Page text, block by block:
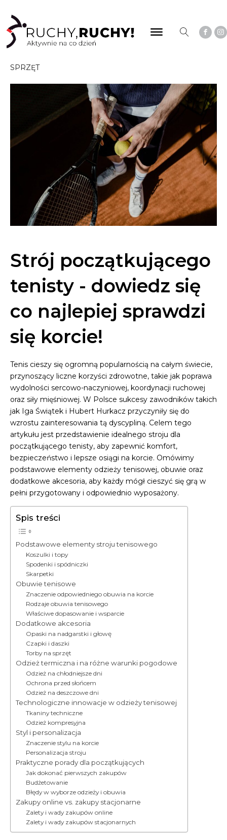
SPRZĘT
Strój początkującego
tenisty - dowiedz się
co najlepiej sprawdzi
się korcie!
Tenis cieszy się ogromną popularnością na całym świecie,
przynoszący liczne korzyści zdrowotne, takie jak poprawa
wydolności sercowo-naczyniowej, koordynacji ruchowej
oraz siły mięśniowej. W Polsce sukcesy zawodników takich
jak Iga Świątek i Hubert Hurkacz przyczyniły się do
wzrostu zainteresowania tą dyscypliną. Celem tego
artykułu jest przedstawienie idealnego stroju dla
początkującego tenisty, aby zapewnić komfort,
bezpieczeństwo i lepsze osiągi na korcie. Omówimy
podstawowe elementy odzieży tenisowej, obuwie oraz
dodatkowe akcesoria, aby każdy mógł cieszyć się grą w
pełni przygotowany i odpowiednio wyposażony.
Spis treści
Podstawowe elementy stroju tenisowego
Koszulki i topy
Spodenki i spódniczki
Skarpetki
Obuwie tenisowe
Znaczenie odpowiedniego obuwia na korcie
Rodzaje obuwia tenisowego
Właściwe dopasowanie i wsparcie
Dodatkowe akcesoria
Opaski na nadgarstki i głowę
Czapki i daszki
Torby na sprzęt
Odzież termiczna i na różne warunki pogodowe
Odzież na chłodniejsze dni
Ochrona przed słońcem
Odzież na deszczowe dni
Technologiczne innowacje w odzieży tenisowej
Tkaniny techniczne
Odzież kompresyjna
Styl i personalizacja
Znaczenie stylu na korcie
Personalizacja stroju
Praktyczne porady dla początkujących
Jak dokonać pierwszych zakupów
Budżetowanie
Błędy w wyborze odzieży i obuwia
Zakupy online vs. zakupy stacjonarne
Zalety i wady zakupów online
Zalety i wady zakupów stacjonarnych